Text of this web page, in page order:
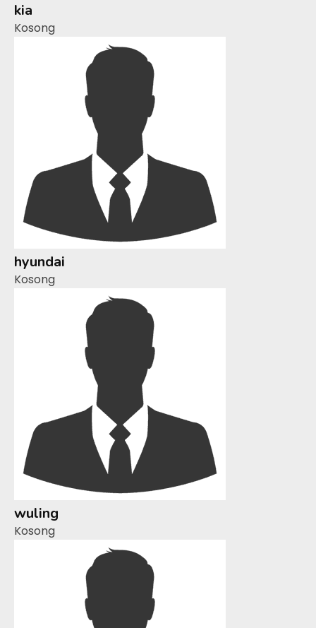
kia
Kosong
hyundai
Kosong
wuling
Kosong